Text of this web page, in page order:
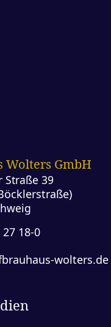
Wolters GmbH
Straße 39
27 18-0
wolters.de